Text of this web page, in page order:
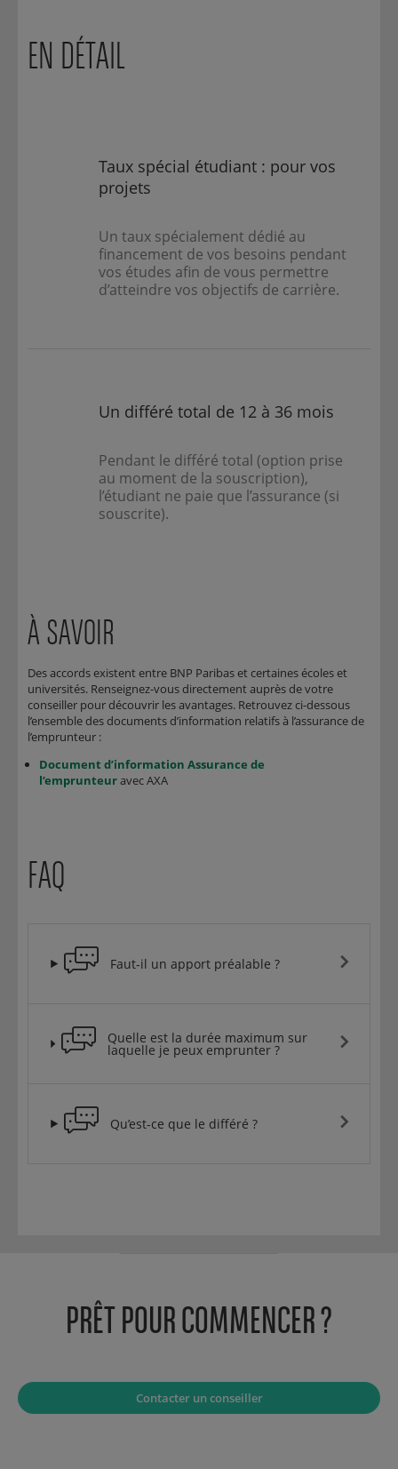
EN DÉTAIL
Taux spécial étudiant : pour vos
projets
Un taux spécialement dédié au
financement de vos besoins pendant
vos études afin de vous permettre
d’atteindre vos objectifs de carrière.
Un différé total de 12 à 36 mois
Pendant le différé total (option prise
au moment de la souscription),
l’étudiant ne paie que l’assurance (si
souscrite).
À SAVOIR
Des accords existent entre BNP Paribas et certaines écoles et
universités. Renseignez-vous directement auprès de votre
conseiller pour découvrir les avantages. Retrouvez ci-dessous
l’ensemble des documents d’information relatifs à l’assurance de
l’emprunteur :
Document d’information Assurance de
l’emprunteuravec AXA
FAQ
Faut-il un apport préalable ?
Quelle est la durée maximum sur
laquelle je peux emprunter ?
Qu’est-ce que le différé ?
PRÊT POUR COMMENCER ?
Contacter un conseiller